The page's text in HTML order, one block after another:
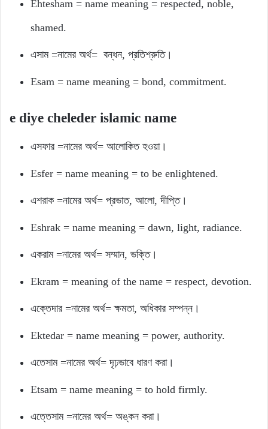
Ehtesham = name meaning = respected, noble,
shamed.
এসাম =নামের অর্থ= বন্ধন, প্রতিশ্রুতি।
Esam = name meaning = bond, commitment.
e diye cheleder islamic name
এসফার =নামের অর্থ= আলোকিত হওয়া।
Esfer = name meaning = to be enlightened.
এশরাক =নামের অর্থ= প্রভাত, আলো, দীপ্তি।
Eshrak = name meaning = dawn, light, radiance.
একরাম =নামের অর্থ= সম্মান, ভক্তি।
Ekram = meaning of the name = respect, devotion.
এক্তেদার =নামের অর্থ= ক্ষমতা, অধিকার সম্পন্ন।
Ektedar = name meaning = power, authority.
এতেসাম =নামের অর্থ= দৃঢ়ভাবে ধারণ করা।
Etsam = name meaning = to hold firmly.
এত্তেসাম =নামের অর্থ= অঙ্কন করা।